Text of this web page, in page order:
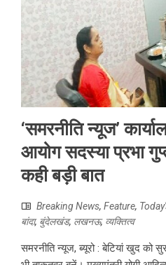
‘समरनीति न्यूज’
आयोग सदस्या प्रभा
कही बड़ी बात
Breaking News, Feature,
बांदा, बुंदेलखंड, लखनऊ, व्यक्तित्व
समरनीति न्यूज, ब्यूरो : बेटियां खुद को